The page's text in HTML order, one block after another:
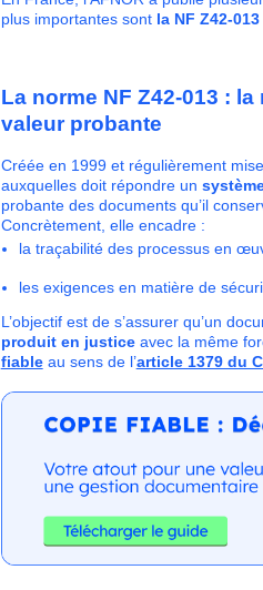
plus importantes sont la NF Z42-
La norme NF Z42-013 :
valeur probante
Créée en 1999 et régulièrement
auxquelles doit répondre un
probante des documents qu’il
Concrètement, elle encadre :
la traçabilité des processus en
les exigences en matière de
L’objectif est de s’assurer qu’un
produit en justiceavec la même
fiableau sens de l’article 1379 du